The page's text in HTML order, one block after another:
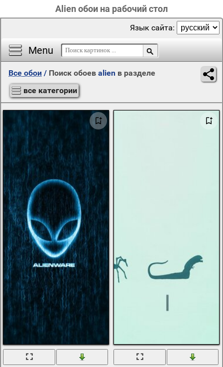
Alien обои на рабочий стол
Menu
Язык сайта:
Все обои / Поиск обоев alien в разделе
все категории